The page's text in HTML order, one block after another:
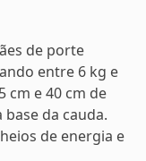
de porte
entre 6 kg e
cm e 40 cm de
da cauda.
de energia e